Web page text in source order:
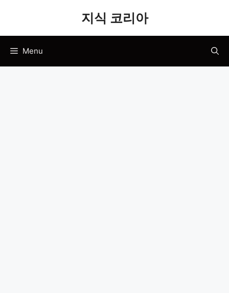
지식 코리아
Menu